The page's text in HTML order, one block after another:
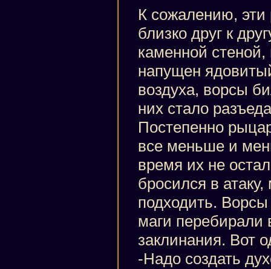
К сожалению,
близко друг к
каменной
напущен
воздуха, ворсы
них стало
Постепенно
все меньше и
время их не
бросился в
подходить.
маги
заклинания. Вот
-Надо создать